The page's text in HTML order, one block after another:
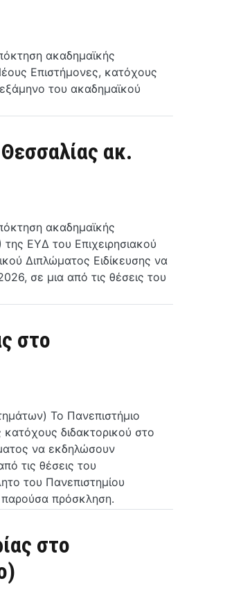
ακαδημαϊκής
Επιστήμονες, κατόχους
του ακαδημαϊκού
ακ.
ακαδημαϊκής
ΕΥΔ του Επιχειρησιακού
Διπλώματος Ειδίκευσης να
σε μια από τις θέσεις του
στο
Το Πανεπιστήμιο
διδακτορικού στο
να εκδηλώσουν
τις θέσεις του
του Πανεπιστημίου
παρούσα πρόσκληση.
στο